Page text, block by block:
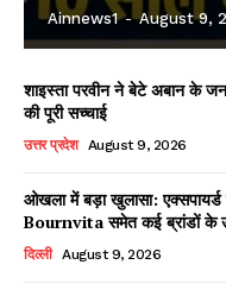
Ainnews1 - August 9,
शाइस्ता परवीन ने बेटे अबान के
की पूरी सच्चाई
उत्तर प्रदेश August 9, 2026
ओखला में बड़ा खुलासा:
Bournvita समेत कई ब्रांडों के
दिल्ली August 9, 2026